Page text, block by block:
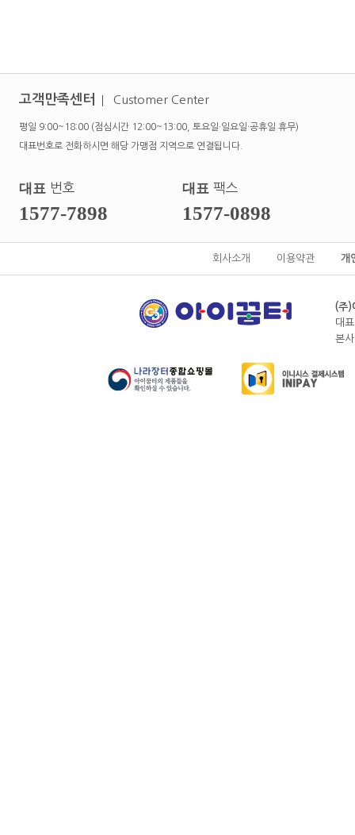
고객만족센터 Customer Center
평일 9:00~18:00 (점심시간 12:00~13:00, 토요일·일요일·공휴일 휴무)
대표번호로 전화하시면 해당 가맹점 지역으로 연결됩니다.
대표 번호
1577-7898
대표 팩스
1577-0898
회사소개 이용약관 개
(주)
대
본